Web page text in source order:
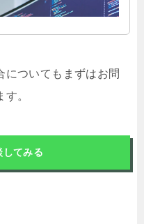
についてもまずはお問
。
してみる